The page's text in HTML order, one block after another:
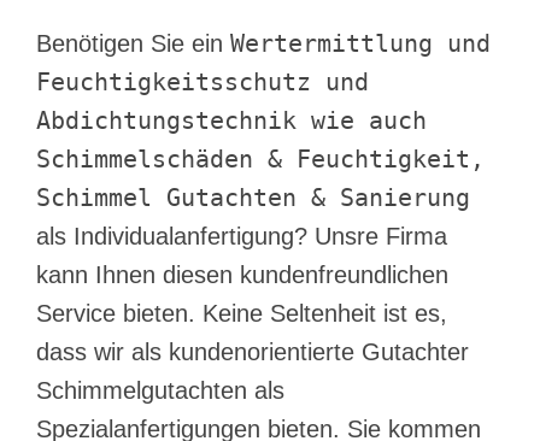
Benötigen Sie ein Wertermittlung und
Feuchtigkeitsschutz und
Abdichtungstechnik wie auch
Schimmelschäden & Feuchtigkeit,
Schimmel Gutachten & Sanierung
als Individualanfertigung? Unsre Firma
kann Ihnen diesen kundenfreundlichen
Service bieten. Keine Seltenheit ist es,
dass wir als kundenorientierte Gutachter
Schimmelgutachten als
Spezialanfertigungen bieten. Sie kommen